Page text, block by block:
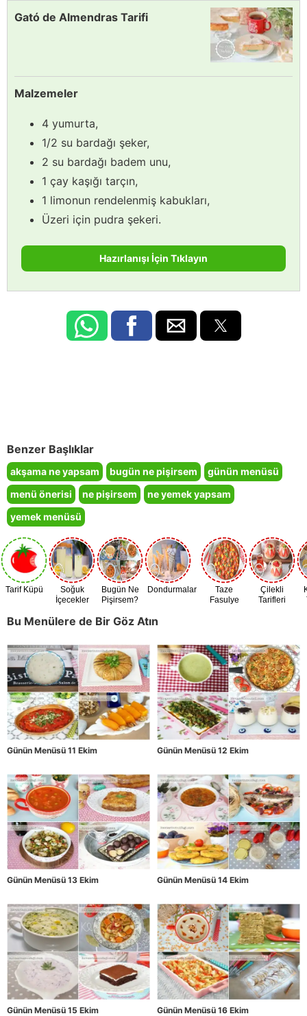
Gató de Almendras Tarifi
Malzemeler
4 yumurta,
1/2 su bardağı şeker,
2 su bardağı badem unu,
1 çay kaşığı tarçın,
1 limonun rendelenmiş kabukları,
Üzeri için pudra şekeri.
Hazırlanışı İçin Tıklayın
Benzer Başlıklar
akşama ne yapsam bugün ne pişirsem
günün menüsü
menü önerisi
ne pişirsem
ne yemek yapsam
yemek menüsü
Tarif Küpü
Soğuk
İçecekler
Bugün Ne
Pişirsem?
Dondurmalar
Taze
Fasulye
Çilekli
Tarifleri
Bu Menülere de Bir Göz Atın
Günün Menüsü 11 Ekim Günün Menüsü 12 Ekim
Günün Menüsü 13 Ekim Günün Menüsü 14 Ekim
Günün Menüsü 15 Ekim Günün Menüsü 16 Ekim